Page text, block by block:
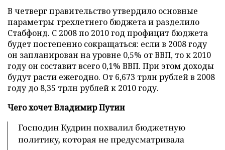
В четверг правительство утвердило основные
параметры трехлетнего бюджета и разделило
Стабфонд. С 2008 по 2010 год профицит бюджета
будет постепенно сокращаться: если в 2008 году
он запланирован на уровне 0,5% от ВВП, то к 2010
году он составит всего 0,1% ВВП. При этом доходы
будут расти ежегодно. От 6,673 трлн рублей в 2008
году до 8,35 трлн рублей к 2010 году.
Чего хочет Владимир Путин
Господин Кудрин похвалил бюджетную
политику, которая не предусматривала